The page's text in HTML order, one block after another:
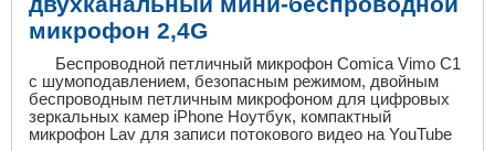
микрофон 2,4G
Беспроводной петличный микрофон Comica Vimo C1
с шумоподавлением, безопасным режимом, двойным
беспроводным петличным микрофоном для цифровых
зеркальных камер iPhone Ноутбук, компактный
микрофон Lav для записи потокового видео на YouTube